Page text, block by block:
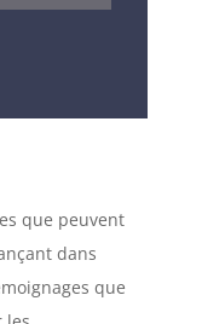
que peuvent
dans
que